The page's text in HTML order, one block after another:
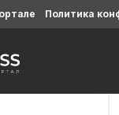
Политика